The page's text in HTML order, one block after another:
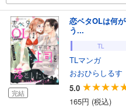
完結
恋ベタOLは何
う...
TL
TLマンガ
おおひらしるす
5.0
165円 (税込)